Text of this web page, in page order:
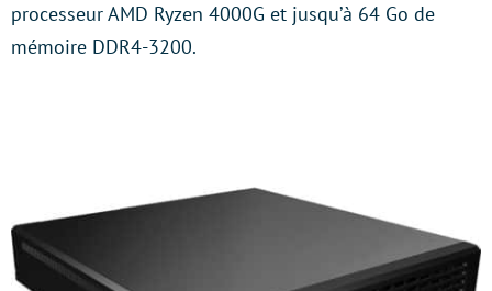
processeur AMD Ryzen 4000G et jusqu’à 64 Go de
mémoire DDR4-3200.